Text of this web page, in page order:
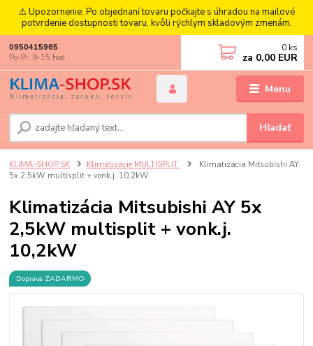
⚠️ Upozornenie: Po objednaní tovaru počkajte s úhradou na mailové
potvrdenie dostupnosti tovaru, kvôli rýchlym skladovým zmenám.
Menu
Hľadať
0950415965
Po-Pi: 9-15 hod
0 ks
za 0,00 EUR
KLIMA-SHOP.SK Klimatizácie MULTISPLIT
Klimatizácia Mitsubishi AY
5x 2,5kW multisplit + vonk.j. 10,2kW
Klimatizácia Mitsubishi AY 5x
2,5kW multisplit + vonk.j.
10,2kW
Doprava ZADARMO